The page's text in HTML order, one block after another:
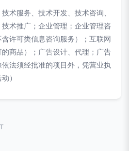
术服务、技术开发、技术咨询、
术推广；企业管理；企业管理咨
许可类信息咨询服务）；互联网
商品）；广告设计、代理；广告
法须经批准的项目外，凭营业执
）